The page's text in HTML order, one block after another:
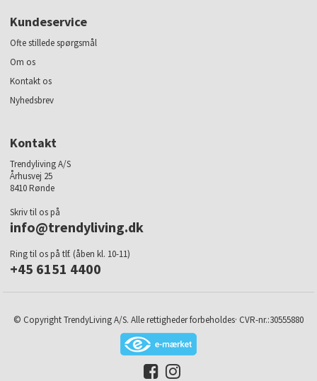
Kundeservice
Ofte stillede spørgsmål
Om os
Kontakt os
Nyhedsbrev
Kontakt
Trendyliving A/S
Århusvej 25
8410 Rønde
Skriv til os på
info@trendyliving.dk
Ring til os på tlf. (åben kl. 10-11)
+45 6151 4400
© Copyright TrendyLiving A/S. Alle rettigheder forbeholdes· CVR-nr.:30555880